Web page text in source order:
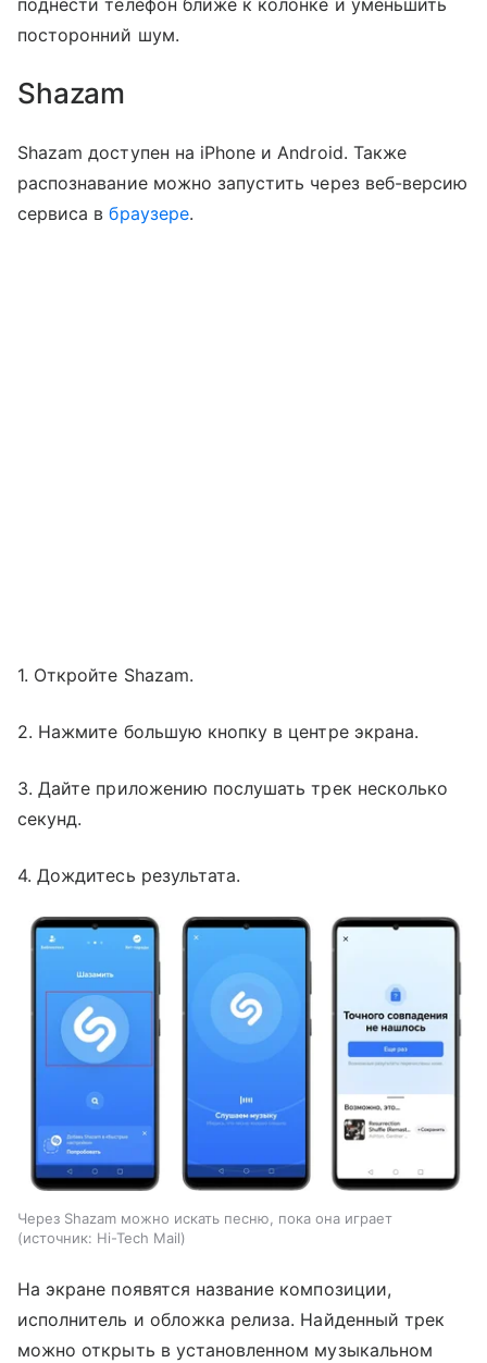
посторонний шум.
Shazam
Shazam доступен на iPhone и Android. Также
распознавание можно запустить через веб-версию
сервиса вбраузере.
1. Откройте Shazam.
2. Нажмите большую кнопку в центре экрана.
3. Дайте приложению послушать трек несколько
секунд.
4. Дождитесь результата.
Через Shazam можно искать песню, пока она играет
источник: Hi-Tech Mail
На экране появятся название композиции,
исполнитель и обложка релиза. Найденный трек
можно открыть в установленном музыкальном